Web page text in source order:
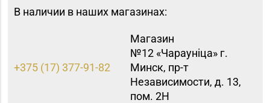
В наличии в наших магазинах:
+375 (17) 377-91-82
Магазин
№12 «Чараунiца» г.
Минск, пр-т
Независимости, д. 13,
пом. 2Н